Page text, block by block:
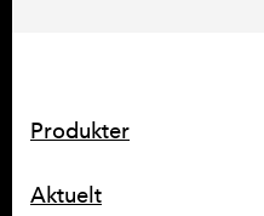
SNARVEIER
Produkter
Aktuelt